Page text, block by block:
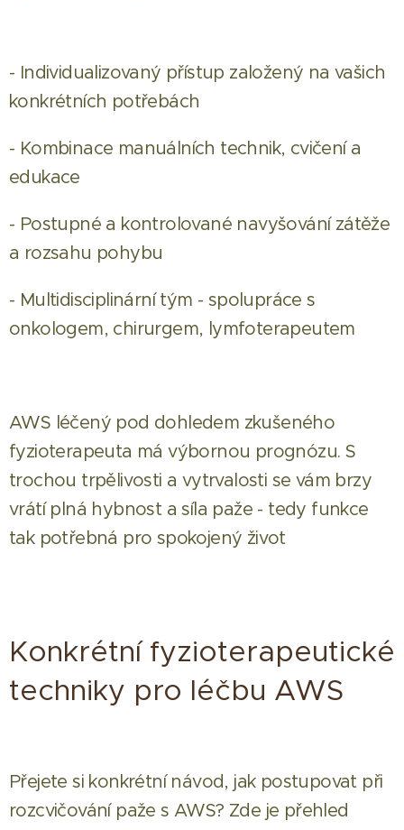
- Individualizovaný přístup založený na vašich
konkrétních potřebách
- Kombinace manuálních technik, cvičení a
edukace
- Postupné a kontrolované navyšování zátěže
a rozsahu pohybu
- Multidisciplinární tým - spolupráce s
onkologem, chirurgem, lymfoterapeutem
AWS léčený pod dohledem zkušeného
fyzioterapeuta má výbornou prognózu. S
trochou trpělivosti a vytrvalosti se vám brzy
vrátí plná hybnost a síla paže - tedy funkce
tak potřebná pro spokojený život
Konkrétní fyzioterapeutické
techniky pro léčbu AWS
Přejete si konkrétní návod, jak postupovat při
rozcvičování paže s AWS? Zde je přehled